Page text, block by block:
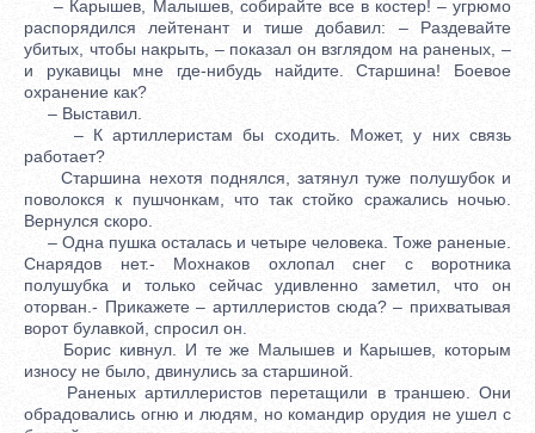
– Карышев, Малышев, собирайте все в костер! – угрюмо
распорядился лейтенант и тише добавил: – Раздевайте
убитых, чтобы накрыть, – показал он взглядом на раненых, –
и рукавицы мне где-нибудь найдите. Старшина! Боевое
охранение как?
– Выставил.
– К артиллеристам бы сходить. Может, у них связь
работает?
Старшина нехотя поднялся, затянул туже полушубок и
поволокся к пушчонкам, что так стойко сражались ночью.
Вернулся скоро.
– Одна пушка осталась и четыре человека. Тоже раненые.
Снарядов нет.- Мохнаков охлопал снег с воротника
полушубка и только сейчас удивленно заметил, что он
оторван.- Прикажете – артиллеристов сюда? – прихватывая
ворот булавкой, спросил он.
Борис кивнул. И те же Малышев и Карышев, которым
износу не было, двинулись за старшиной.
Раненых артиллеристов перетащили в траншею. Они
обрадовались огню и людям, но командир орудия не ушел с